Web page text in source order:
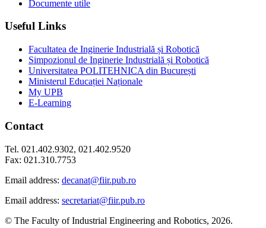
Documente utile
Useful Links
Facultatea de Inginerie Industrială și Robotică
Simpozionul de Inginerie Industrială și Robotică
Universitatea POLITEHNICA din București
Ministerul Educației Naționale
My UPB
E-Learning
Contact
Tel. 021.402.9302, 021.402.9520
Fax: 021.310.7753
Email address: decanat@fiir.pub.ro
Email address: secretariat@fiir.pub.ro
© The Faculty of Industrial Engineering and Robotics, 2026.